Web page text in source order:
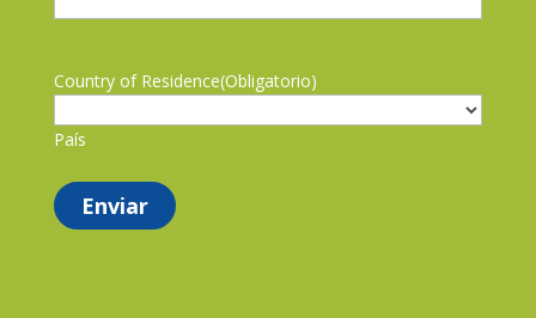
Country of Residence(Obligatorio)
País